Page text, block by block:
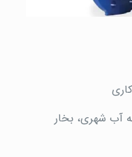
آب شهری، بخار